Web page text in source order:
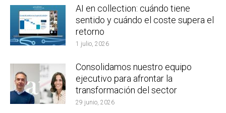
AI en collection: cuándo tiene
sentido y cuándo el coste supera el
retorno
1 julio, 2026
Consolidamos nuestro equipo
ejecutivo para afrontar la
transformación del sector
29 junio, 2026